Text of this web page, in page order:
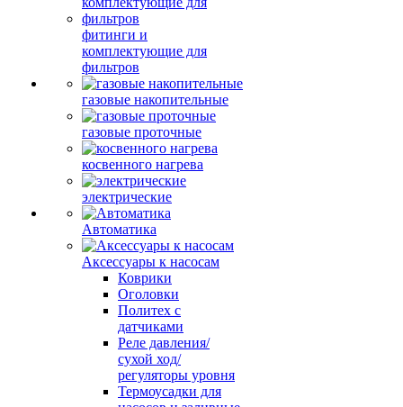
фитинги и
комплектующие для
фильтров
газовые накопительные
газовые проточные
косвенного нагрева
электрические
Автоматика
Аксессуары к насосам
Коврики
Оголовки
Политех с
датчиками
Реле давления/
сухой ход/
регуляторы уровня
Термоусадки для